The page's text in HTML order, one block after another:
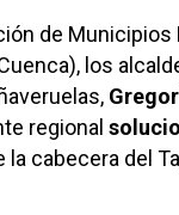
de Municipios
los
regional
la cabecera del